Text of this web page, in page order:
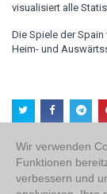
visualisiert alle
Die Spiele der
Heim- und
Über uns
Wir verwenden
Funktionen
verbessern und